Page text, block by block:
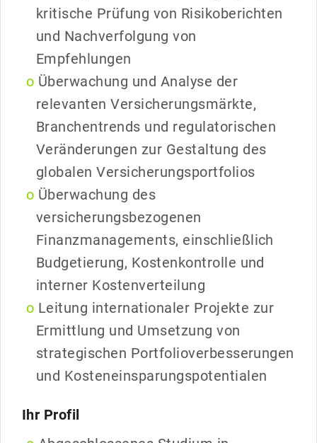
kritische Prüfung von Risikoberichten
und Nachverfolgung von
Empfehlungen
Überwachung und Analyse der
relevanten Versicherungsmärkte,
Branchentrends und regulatorischen
Veränderungen zur Gestaltung des
globalen Versicherungsportfolios
Überwachung des
versicherungsbezogenen
Finanzmanagements, einschließlich
Budgetierung, Kostenkontrolle und
interner Kostenverteilung
Leitung internationaler Projekte zur
Ermittlung und Umsetzung von
strategischen Portfolioverbesserungen
und Kosteneinsparungspotentialen
Ihr Profil